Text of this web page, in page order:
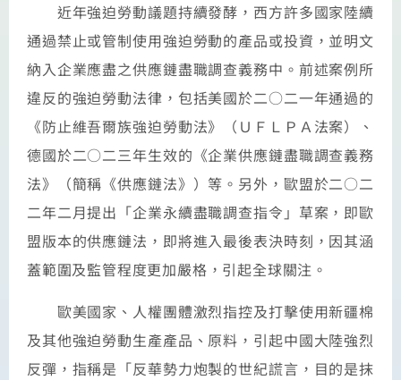
近年強迫勞動議題持續發酵，西方許多國家陸續
通過禁止或管制使用強迫勞動的產品或投資，並明文
納入企業應盡之供應鏈盡職調查義務中。前述案例所
違反的強迫勞動法律，包括美國於二○二一年通過的
《防止維吾爾族強迫勞動法》（ＵＦＬＰＡ法案）、
德國於二○二三年生效的《企業供應鏈盡職調查義務
法》（簡稱《供應鏈法》）等。另外，歐盟於二○二
二年二月提出「企業永續盡職調查指令」草案，即歐
盟版本的供應鏈法，即將進入最後表決時刻，因其涵
蓋範圍及監管程度更加嚴格，引起全球關注。
歐美國家、人權團體激烈指控及打擊使用新疆棉
及其他強迫勞動生產產品、原料，引起中國大陸強烈
反彈，指稱是「反華勢力炮製的世紀謊言，目的是抹